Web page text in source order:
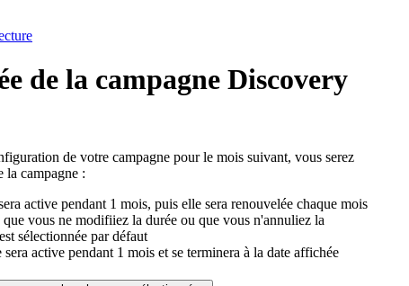
de la campagne Discovery
de votre campagne pour le mois suivant, vous serez
la campagne :
active pendant 1 mois, puis elle sera renouvelée chaque mois
que vous ne modifiiez la durée ou que vous n'annuliez la
sélectionnée par défaut
sera active pendant 1 mois et se terminera à la date affichée